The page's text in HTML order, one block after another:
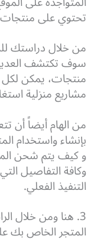
تحتوي على منتجات
من خلال دراستك
سوف تكتشف
منتجات، يمكن
مشاريع منزلية
من الهام أيضاً أن
بإنشاء واستخدام
و كيف يتم شحن
وكافة التفاصيل
التنفيذ الفعلي.
3. هنا ومن خلال
المتجر الخاص بك